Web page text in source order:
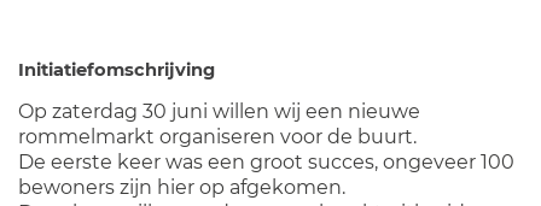
Initiatiefomschrijving
Op zaterdag 30 juni willen wij een nieuwe
rommelmarkt organiseren voor de buurt.
De eerste keer was een groot succes, ongeveer 100
bewoners zijn hier op afgekomen.